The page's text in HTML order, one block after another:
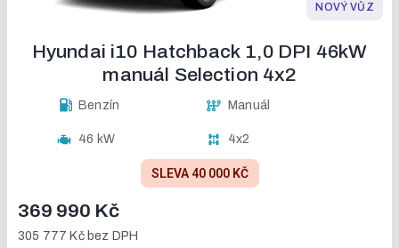
NOVÝ VŮZ
Hyundai i10 Hatchback 1,0 DPI 46kW
manuál Selection 4x2
Benzín Manuál
46 kW 4x2
SLEVA 40 000 KČ
369 990 Kč
305 777 Kčbez DPH